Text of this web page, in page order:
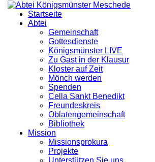
Startseite
Abtei
Gemeinschaft
Gottesdienste
Königsmünster LIVE
Zu Gast in der Klausur
Kloster auf Zeit
Mönch werden
Spenden
Cella Sankt Benedikt
Freundeskreis
Oblatengemeinschaft
Bibliothek
Mission
Missionsprokura
Projekte
Unterstützen Sie uns